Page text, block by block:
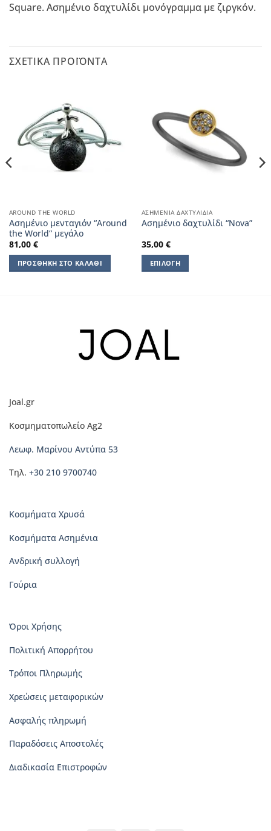
Square. Ασημένιο δαχτυλίδι μονόγραμμα με ζιργκόν.
ΣΧΕΤΙΚΆ ΠΡΟΪΌΝΤΑ
AROUND THE WORLD
Ασημένιο μενταγιόν “Around
the World” μεγάλο
81,00 €
ΠΡΟΣΘΉΚΗ ΣΤΟ ΚΑΛΆΘΙ
ΑΣΗΜΈΝΙΑ ΔΑΧΤΥΛΊΔΙΑ
Ασημένιο δαχτυλίδι “Nova”
35,00 €
ΕΠΙΛΟΓΉ
πολλαπλές
παραλλαγές.
Οι
Joal.gr
Κοσμηματοπωλείο Ag2
Λεωφ. Μαρίνου Αντύπα 53
Τηλ. +30 210 9700740
Κοσμήματα Χρυσά
Κοσμήματα Ασημένια
Ανδρική συλλογή
Γούρια
Όροι Χρήσης
Πολιτική Απορρήτου
Τρόποι Πληρωμής
Χρεώσεις μεταφορικών
Ασφαλής πληρωμή
Παραδόσεις Αποστολές
Διαδικασία Επιστροφών